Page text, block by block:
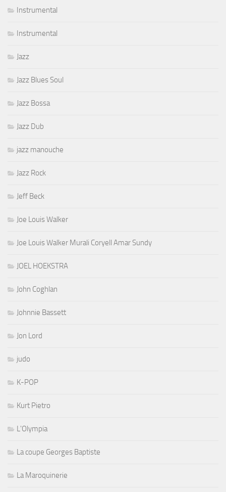
Instrumental
Instrumental
Jazz
Jazz Blues Soul
Jazz Bossa
Jazz Dub
jazz manouche
Jazz Rock
Jeff Beck
Joe Louis Walker
Joe Louis Walker Murali Coryell Amar Sundy
JOEL HOEKSTRA
John Coghlan
Johnnie Bassett
Jon Lord
judo
K-POP
Kurt Pietro
L'Olympia
La coupe Georges Baptiste
La Maroquinerie